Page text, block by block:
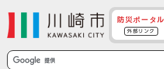
防災ポータル
外部リンク